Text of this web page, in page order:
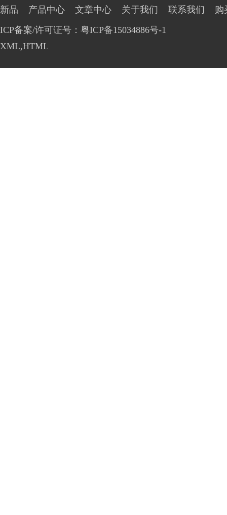
新品 产品中心 文章中心 关于我们 联系我们
购
ICP备案/许可证号：粤ICP备15034886号-1
XML,HTML